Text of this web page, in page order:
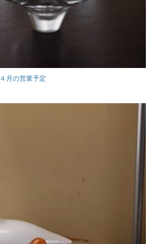
４月の営業予定